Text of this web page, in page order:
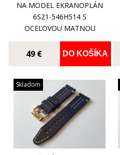
NA MODEL EKRANOPLÁN
6S21-546H514 S
OCEĽOVOU MATNOU
PRACKOU
49 € DO KOŠÍKA
Skladom